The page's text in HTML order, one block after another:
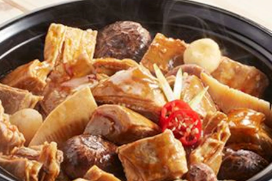
食譜靈感
料理食材
料理方式
季節節慶
多國料理
家樂牌產品
家樂牌純鮮雞粉
家樂牌雞粉
家樂牌鮮菇粉
家樂牌濃湯寶
主頁
背景
甚麼是愛環境食材
愛環境食材名單
愛環境食材食譜